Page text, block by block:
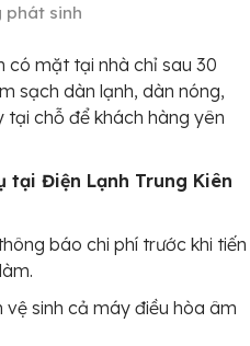
phát sinh
có mặt tại nhà chỉ sau 30
sạch dàn lạnh, dàn nóng,
chỗ để khách hàng yên
tại Điện Lạnh Trung Kiên
báo chi phí trước khi tiến
vệ sinh cả máy điều hòa âm